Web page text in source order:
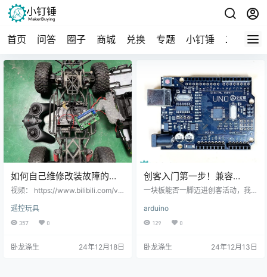
首页 问答 圈子 商城 兑换 专题 小钉锤 二手 导
如何自己维修改装故障的玩
具遥控车-更换遥控器-小钉
视频： https://www.bilibili.com/vid
遥控器的遥控车 一个2.4G遥控套装
镍铬电池组 或者 锂电池 工具： 小
转向马达，只需要四通道就可以
遥控玩具
357 0
卧龙涤生 24年12月18日
创客入门第一步！兼容
arduino UNO开发版 19.9元
一块板能否一脚迈进创客活动，我
步不需要有多少的知识储备，多少
的资金储备，只需要有一块板子，
就展开了。 https://www.chuangza
arduino
129 0
卧龙涤生 24年12月13日